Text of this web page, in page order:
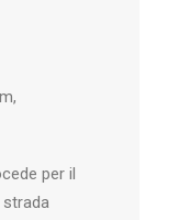
per il
strada